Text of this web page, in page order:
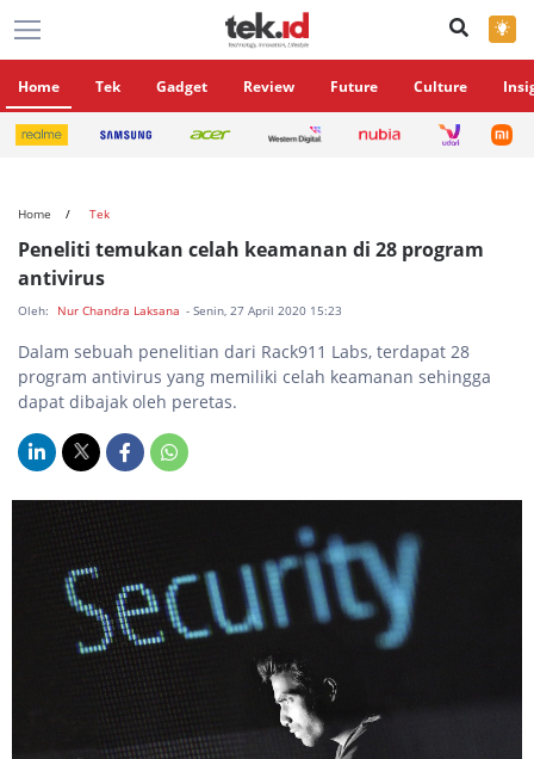
×
Home Tek Gadget Review Future Culture
Home Tek
Peneliti temukan celah keamanan di 28 program
antivirus
Oleh: Nur Chandra Laksana - Senin, 27 April 2020 15:23
Dalam sebuah penelitian dari Rack911 Labs, terdapat 28
program antivirus yang memiliki celah keamanan sehingga
dapat dibajak oleh peretas.